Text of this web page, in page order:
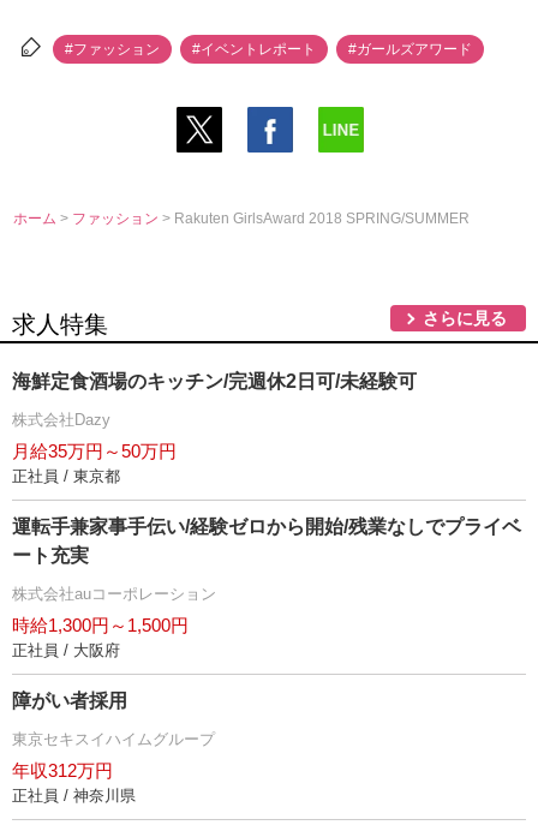
#ファッション #イベントレポート #ガールズアワード
ホーム > ファッション> Rakuten GirlsAward 2018 SPRING/SUMMER
求人特集 さらに見る
海鮮定食酒場のキッチン/完週休2日可/未経験可
株式会社Dazy
月給35万円～50万円
正社員 / 東京都
運転手兼家事手伝い/経験ゼロから開始/残業なしでプライベ
ート充実
株式会社auコーポレーション
時給1,300円～1,500円
正社員 / 大阪府
障がい者採用
東京セキスイハイムグループ
年収312万円
正社員 / 神奈川県